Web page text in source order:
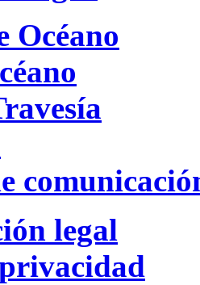
Océano
legal